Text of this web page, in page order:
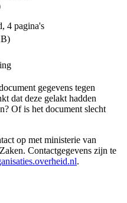
4 pagina's
gegevens tegen
dat deze gelakt hadden
Of is het document slecht
op met ministerie van
. Contactgegevens zijn te
.